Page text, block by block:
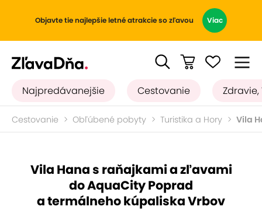
Objavte tie najlepšie letné atrakcie so zľavou Viac
Najpredávanejšie Cestovanie Zdravie,
Cestovanie Obľúbené pobyty Turistika a Hory Vila
Vila Hana s raňajkami a zľavami
do AquaCity Poprad
a termálneho kúpaliska Vrbov